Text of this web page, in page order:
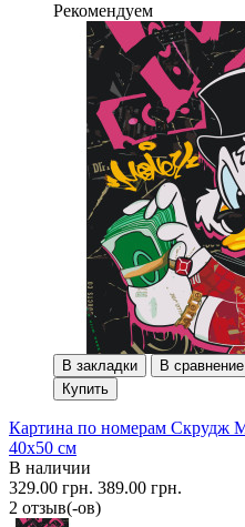
Рекомендуем
В закладки
В сравнение
Купить
Картина по номерам Скрудж
40x50 см
В наличии
329.00 грн. 389.00 грн.
2 отзыв(-ов)